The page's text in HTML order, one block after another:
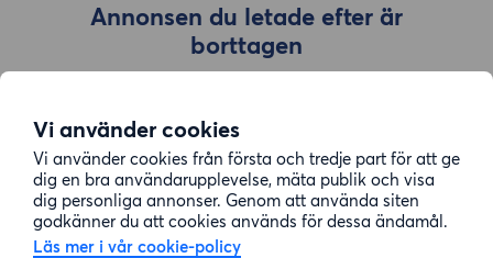
Vi använder cookies
Vi använder cookies från första och tredje part för att ge
dig en bra användarupplevelse, mäta publik och visa
dig personliga annonser. Genom att använda siten
godkänner du att cookies används för dessa ändamål.
Läs mer i vår cookie-policy
Annonsen du letade efter är
borttagen
Gå till sök